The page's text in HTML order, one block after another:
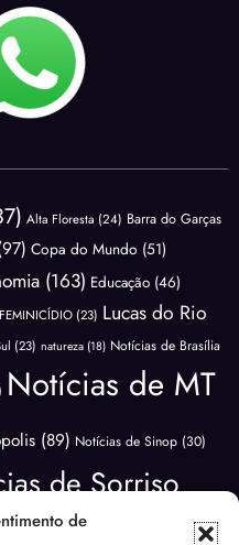
de
Alta Floresta (24) Barra do Garças
Copa do Mundo (51)
(163) Educação (46)
FEMINICÍDIO (23) Lucas do Rio
(23) natureza (18) Notícias de Brasília
Notícias de MT
(89) Notícias de Sinop (30)
de Sorriso
(66) Notícias do